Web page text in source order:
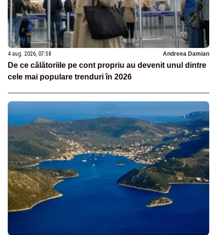
4 aug. 2026, 07:58 Andreea Damian
De ce călătoriile pe cont propriu au devenit unul dintre
cele mai populare trenduri în 2026